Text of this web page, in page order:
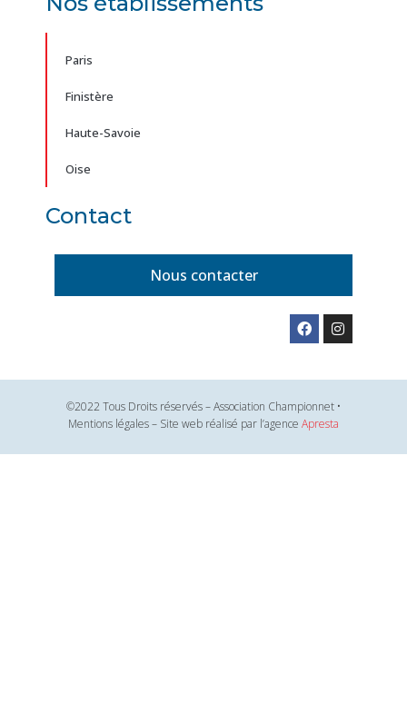
Paris
Finistère
Haute-Savoie
Oise
Contact
Nous contacter
©2022 Tous Droits réservés – Association Championnet •
Mentions légales – Site web réalisé par l’agence Apresta